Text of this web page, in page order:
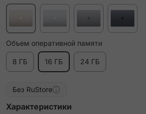
Объем оперативной памяти
8 ГБ 16 ГБ 24 ГБ
Без RuStore
Характеристики